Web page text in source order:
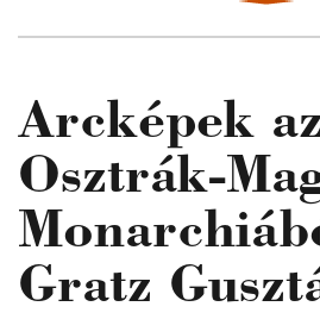
Arcképek az
Osztrák-
Gratz